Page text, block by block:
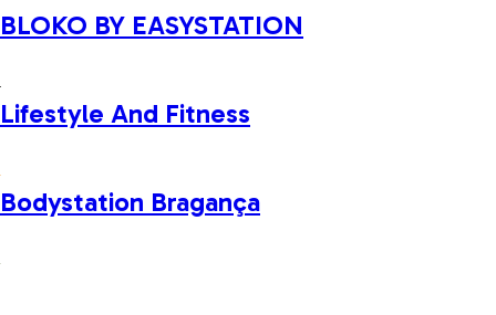
BLOKO BY EASYSTATION
Lifestyle And Fitness
Bodystation Bragança